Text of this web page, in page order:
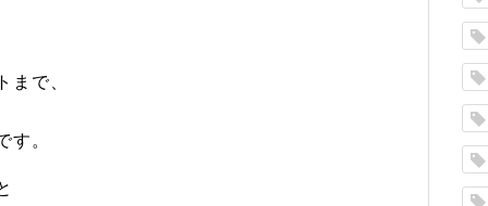
まで、
す。